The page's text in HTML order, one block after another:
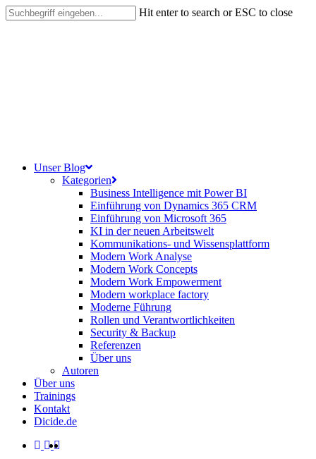
Skip
to
Hit enter to search or ESC to close
search
Menu
Unser Blog
Kategorien
Business Intelligence mit Power BI
Einführung von Dynamics 365 CRM
Einführung von Microsoft 365
KI in der neuen Arbeitswelt
Kommunikations- und Wissensplattform
Modern Work Analyse
Modern Work Concepts
Modern Work Empowerment
Modern workplace factory
Moderne Führung
Rollen und Verantwortlichkeiten
Security & Backup
Referenzen
Über uns
Autoren
Über uns
Trainings
Kontakt
Dicide.de
facebook
linkedin
instagram